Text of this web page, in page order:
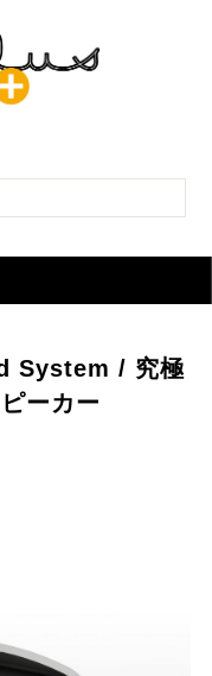
System / 究極
ーカー